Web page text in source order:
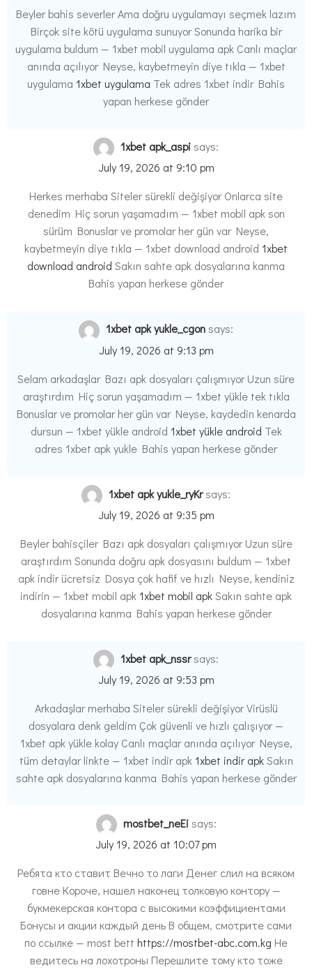
Beyler bahis severler Ama doğru uygulamayı seçmek lazım
Birçok site kötü uygulama sunuyor Sonunda harika bir
uygulama buldum — 1xbet mobil uygulama apk Canlı maçlar
anında açılıyor Neyse, kaybetmeyin diye tıkla — 1xbet
uygulama 1xbet uygulama Tek adres 1xbet indir Bahis
yapan herkese gönder
1xbet apk_aspisays:
July 19, 2026 at 9:10 pm
Herkes merhaba Siteler sürekli değişiyor Onlarca site
denedim Hiç sorun yaşamadım — 1xbet mobil apk son
sürüm Bonuslar ve promolar her gün var Neyse,
kaybetmeyin diye tıkla — 1xbet download android 1xbet
download android Sakın sahte apk dosyalarına kanma
Bahis yapan herkese gönder
1xbet apk yukle_cgonsays:
July 19, 2026 at 9:13 pm
Selam arkadaşlar Bazı apk dosyaları çalışmıyor Uzun süre
araştırdım Hiç sorun yaşamadım — 1xbet yükle tek tıkla
Bonuslar ve promolar her gün var Neyse, kaydedin kenarda
dursun — 1xbet yükle android 1xbet yükle android Tek
adres 1xbet apk yukle Bahis yapan herkese gönder
1xbet apk yukle_ryKrsays:
July 19, 2026 at 9:35 pm
Beyler bahisçiler Bazı apk dosyaları çalışmıyor Uzun süre
araştırdım Sonunda doğru apk dosyasını buldum — 1xbet
apk indir ücretsiz Dosya çok hafif ve hızlı Neyse, kendiniz
indirin — 1xbet mobil apk1xbet mobil apkSakın sahte apk
dosyalarına kanma Bahis yapan herkese gönder
1xbet apk_nssrsays:
July 19, 2026 at 9:53 pm
Arkadaşlar merhaba Siteler sürekli değişiyor Virüslü
dosyalara denk geldim Çok güvenli ve hızlı çalışıyor —
1xbet apk yükle kolay Canlı maçlar anında açılıyor Neyse,
tüm detaylar linkte — 1xbet indir apk 1xbet indir apkSakın
sahte apk dosyalarına kanma Bahis yapan herkese gönder
mostbet_neEi says:
July 19, 2026 at 10:07 pm
Ребята кто ставит Вечно то лаги Денег слил на всяком
говне Короче, нашел наконец толковую контору —
букмекерская контора с высокими коэффициентами
Бонусы и акции каждый день В общем, смотрите сами
по ссылке — most bett https://mostbet-abc.com.kg Не
ведитесь на лохотроны Перешлите тому кто тоже